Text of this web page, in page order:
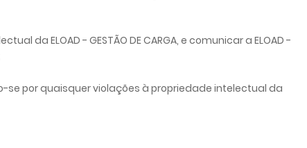
ELOAD - GESTÃO DE CARGA, e comunicar a ELOAD -
por quaisquer violações à propriedade intelectual da